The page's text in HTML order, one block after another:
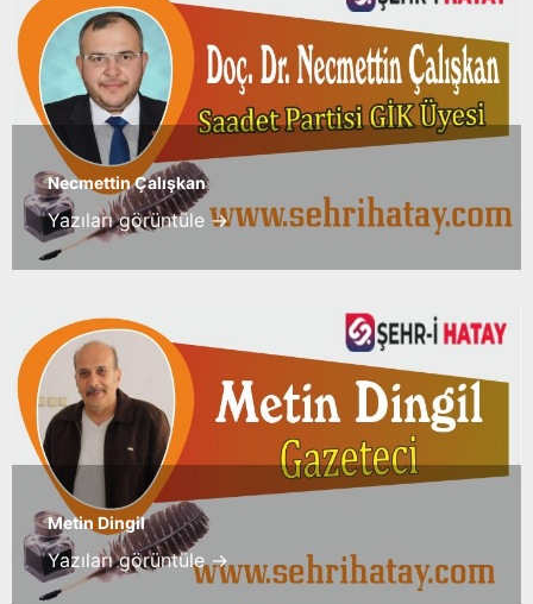
Necmettin Çalışkan
Yazıları görüntüle →
Metin Dingil
Yazıları görüntüle →